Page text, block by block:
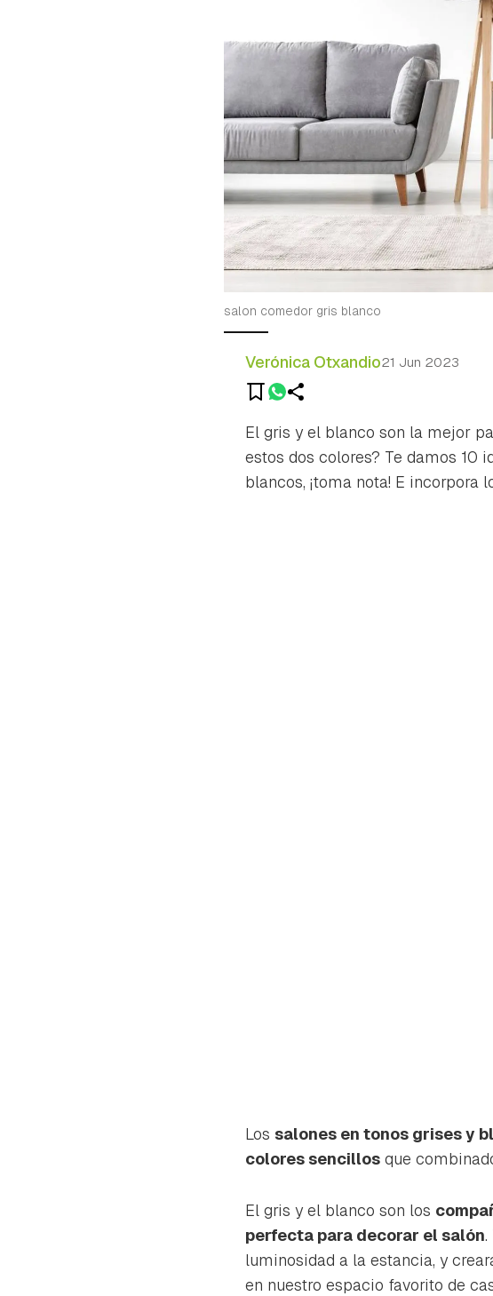
salon comedor gris blanco
Verónica Otxandio21 Jun 2023
Guardar
El gris y el blanco son la mejor
estos dos colores? Te damos 10
blancos, ¡toma nota! E incorpora
Los salones en tonos grises y
colores sencillos que
El gris y el blanco son los
perfecta para decorar el salón.
luminosidad a la estancia, y
en nuestro espacio favorito de